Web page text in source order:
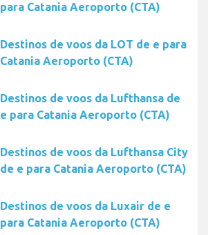
para Catania Aeroporto (CTA)
Destinos de voos da LOT de e para
Catania Aeroporto (CTA)
Destinos de voos da Lufthansa de
e para Catania Aeroporto (CTA)
Destinos de voos da Lufthansa City
de e para Catania Aeroporto (CTA)
Destinos de voos da Luxair de e
para Catania Aeroporto (CTA)